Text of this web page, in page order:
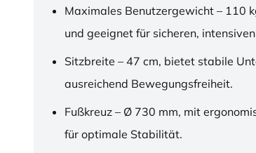
Maximales Benutzergewicht – 110
und geeignet für sicheren,
Sitzbreite – 47 cm, bietet stabile
ausreichend Bewegungsfreiheit.
Fußkreuz – Ø 730 mm, mit
für optimale Stabilität.